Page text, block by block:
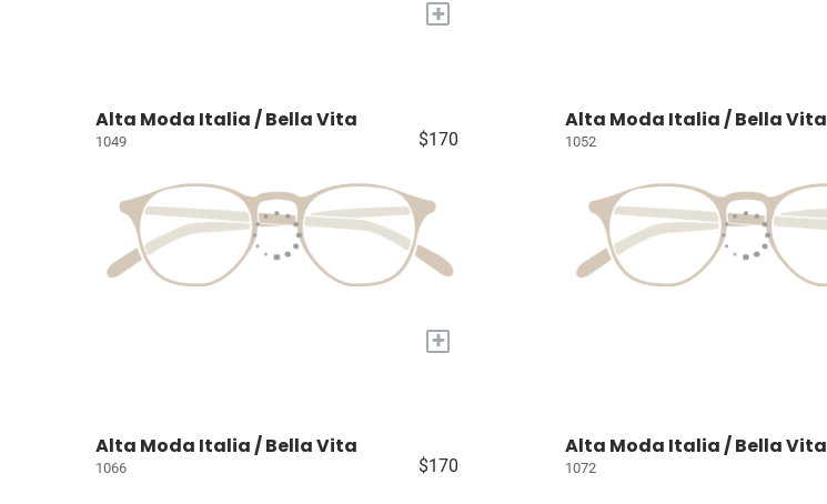
+
Alta Moda Italia / Bella Vita
1049 $170
+
Alta Moda Italia / Bella Vita
1052
Alta Moda Italia / Bella Vita
1066 $170
Alta Moda Italia / Bella Vita
1072